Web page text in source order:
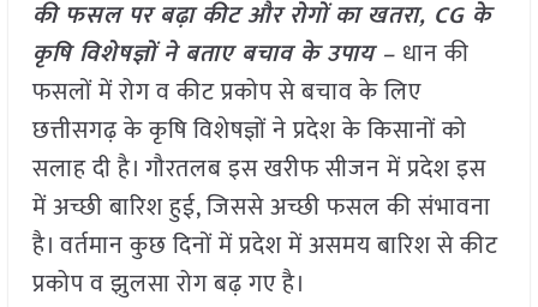
की फसल पर बढ़ा कीट और रोगों का खतरा, CG के
कृषि विशेषज्ञों ने बताए बचाव के उपाय – धान की
फसलों में रोग व कीट प्रकोप से बचाव के लिए
छत्तीसगढ़ के कृषि विशेषज्ञों ने प्रदेश के किसानों को
सलाह दी है। गौरतलब इस खरीफ सीजन में प्रदेश इस
में अच्छी बारिश हुई, जिससे अच्छी फसल की संभावना
है। वर्तमान कुछ दिनों में प्रदेश में असमय बारिश से कीट
प्रकोप व झुलसा रोग बढ़ गए है।